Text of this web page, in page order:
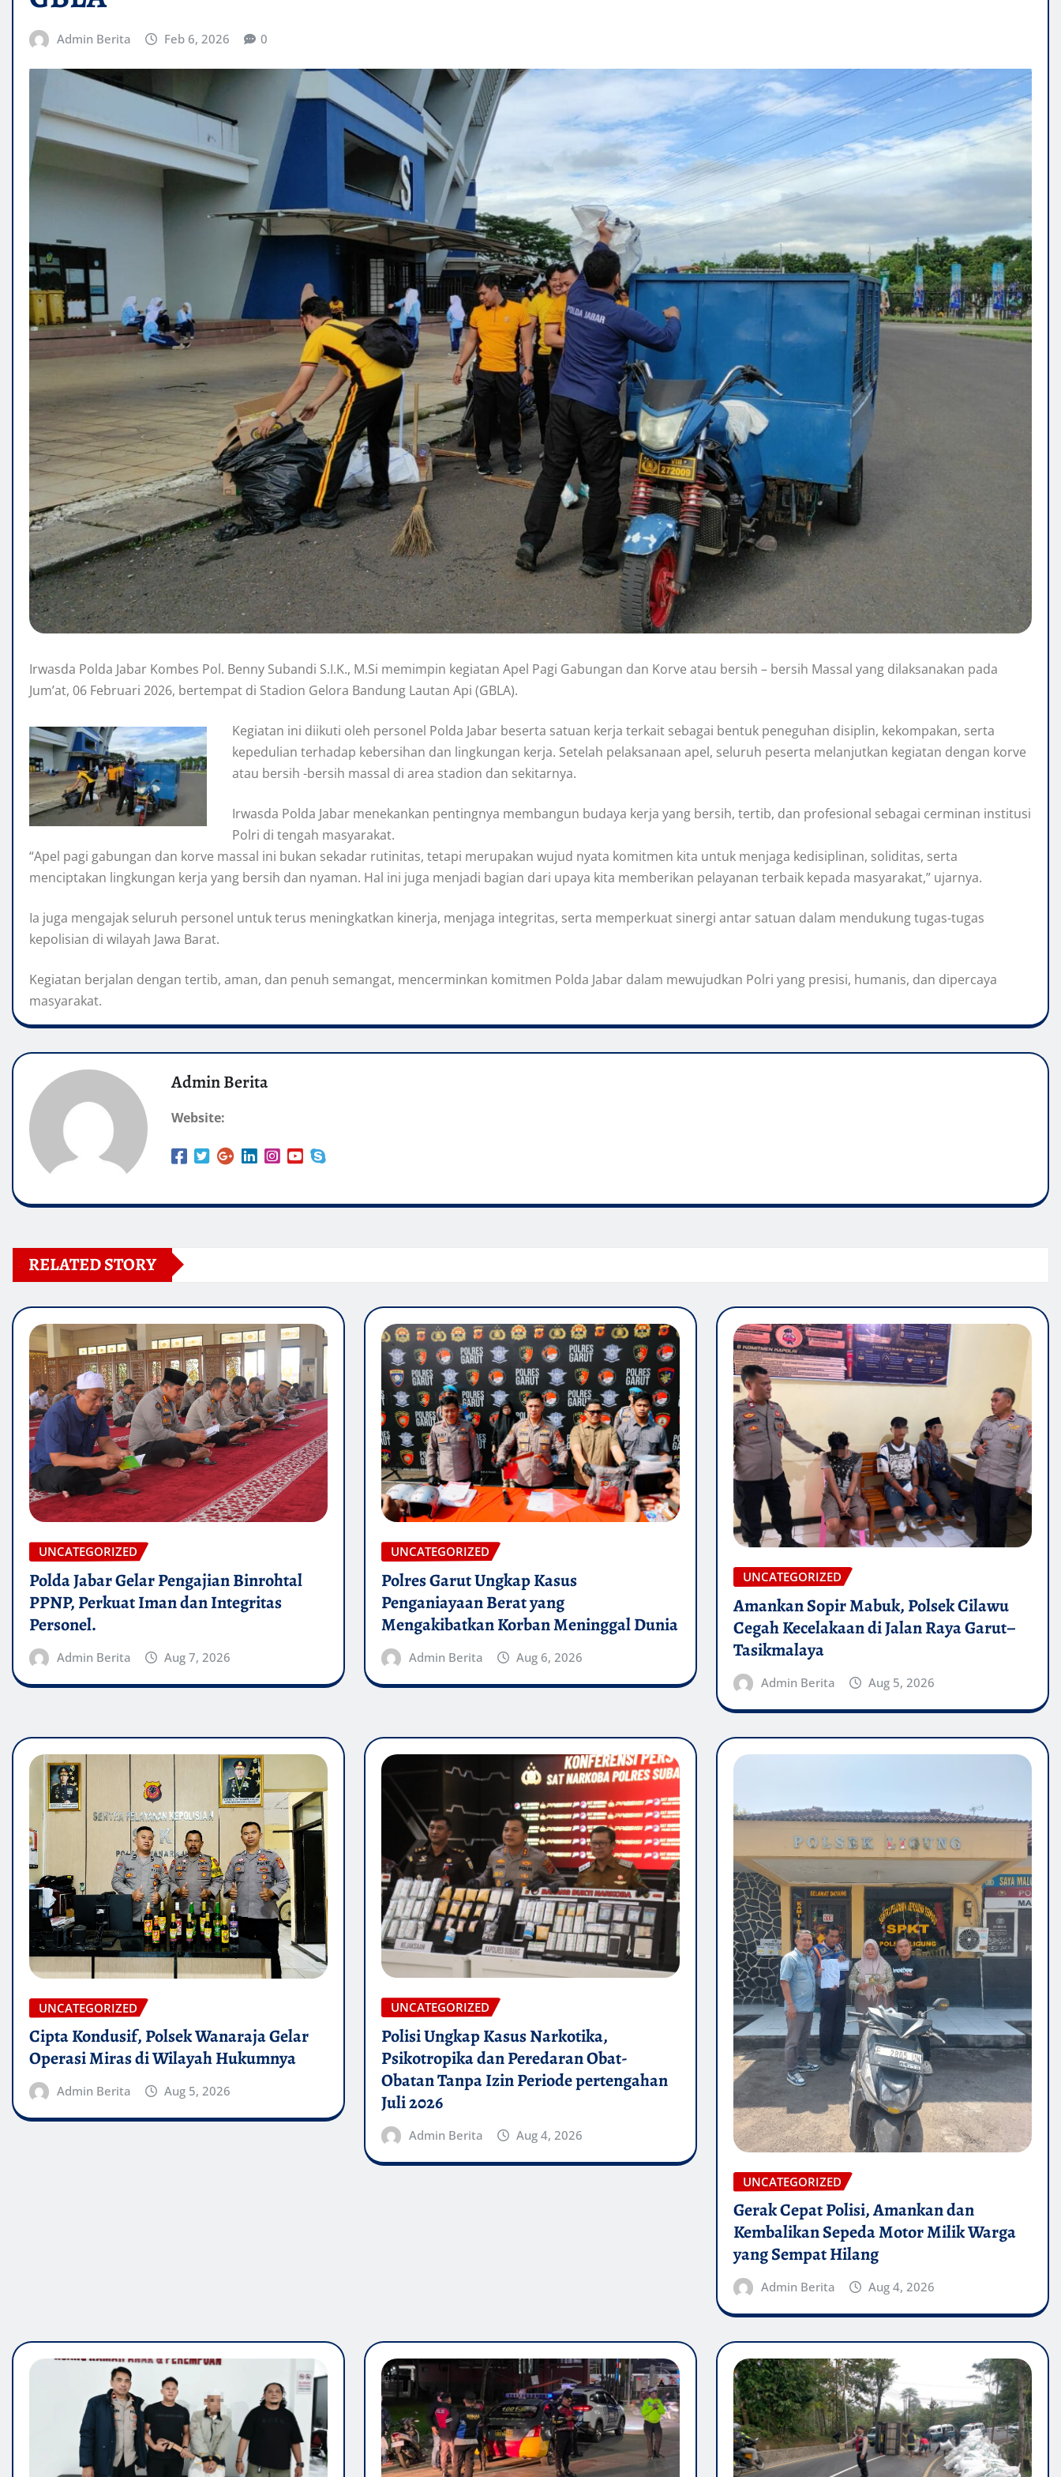
Admin Berita Feb 6, 2026 0
Irwasda Polda Jabar Kombes Pol. Benny Subandi S.I.K., M.Si memimpin kegiatan Apel Pagi Gabungan dan Korve atau bersih – bersih Massal yang dilaksanakan pada
Jum’at, 06 Februari 2026, bertempat di Stadion Gelora Bandung Lautan Api (GBLA).
Kegiatan ini diikuti oleh personel Polda Jabar beserta satuan kerja terkait sebagai bentuk peneguhan disiplin, kekompakan, serta
kepedulian terhadap kebersihan dan lingkungan kerja. Setelah pelaksanaan apel, seluruh peserta melanjutkan kegiatan dengan korve
atau bersih -bersih massal di area stadion dan sekitarnya.
Irwasda Polda Jabar menekankan pentingnya membangun budaya kerja yang bersih, tertib, dan profesional sebagai cerminan institusi
Polri di tengah masyarakat.
“Apel pagi gabungan dan korve massal ini bukan sekadar rutinitas, tetapi merupakan wujud nyata komitmen kita untuk menjaga kedisiplinan, soliditas, serta
menciptakan lingkungan kerja yang bersih dan nyaman. Hal ini juga menjadi bagian dari upaya kita memberikan pelayanan terbaik kepada masyarakat,” ujarnya.
Ia juga mengajak seluruh personel untuk terus meningkatkan kinerja, menjaga integritas, serta memperkuat sinergi antar satuan dalam mendukung tugas-tugas
kepolisian di wilayah Jawa Barat.
Kegiatan berjalan dengan tertib, aman, dan penuh semangat, mencerminkan komitmen Polda Jabar dalam mewujudkan Polri yang presisi, humanis, dan dipercaya
masyarakat.
Admin Berita
Website:
RELATED STORY
UNCATEGORIZED
Polda Jabar Gelar Pengajian Binrohtal
PPNP, Perkuat Iman dan Integritas
Personel.
Admin Berita Aug 7, 2026
UNCATEGORIZED
Polres Garut Ungkap Kasus
Penganiayaan Berat yang
Mengakibatkan Korban Meninggal Dunia
Admin Berita Aug 6, 2026
UNCATEGORIZED
Amankan Sopir Mabuk, Polsek Cilawu
Cegah Kecelakaan di Jalan Raya Garut–
Tasikmalaya
Admin Berita Aug 5, 2026
UNCATEGORIZED
Cipta Kondusif, Polsek Wanaraja Gelar
Operasi Miras di Wilayah Hukumnya
Admin Berita Aug 5, 2026
UNCATEGORIZED
Polisi Ungkap Kasus Narkotika,
Psikotropika dan Peredaran Obat-
Obatan Tanpa Izin Periode pertengahan
Juli 2026
Admin Berita Aug 4, 2026
UNCATEGORIZED
Gerak Cepat Polisi, Amankan dan
Kembalikan Sepeda Motor Milik Warga
yang Sempat Hilang
Admin Berita Aug 4, 2026